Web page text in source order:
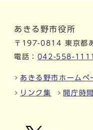
あきる野市役所
〒197-0814 東京都
電話： 042-558-1111
あきる野市ホームペ
リンク集 開庁時間